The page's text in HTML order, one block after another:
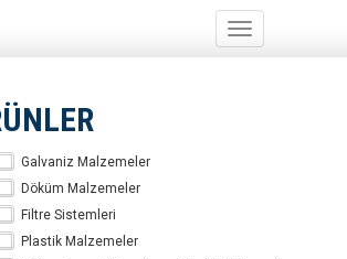
Toggle
navigation
Galvaniz Malzemeler
Döküm Malzemeler
Filtre Sistemleri
Plastik Malzemeler